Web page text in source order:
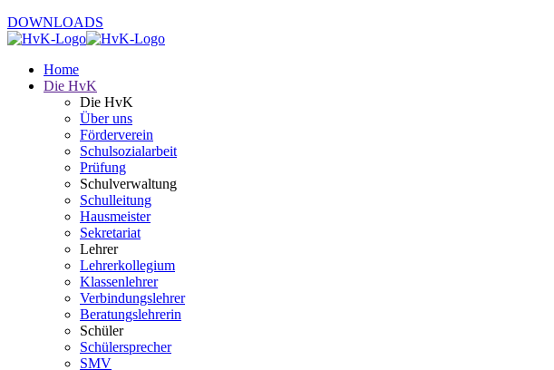
DOWNLOADS
Home
Die HvK
Die HvK
Über uns
Förderverein
Schulsozialarbeit
Prüfung
Schulverwaltung
Schulleitung
Hausmeister
Sekretariat
Lehrer
Lehrerkollegium
Klassenlehrer
Verbindungslehrer
Beratungslehrerin
Schüler
Schülersprecher
SMV